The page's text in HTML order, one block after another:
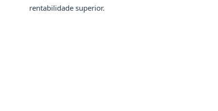
rentabilidade superior.